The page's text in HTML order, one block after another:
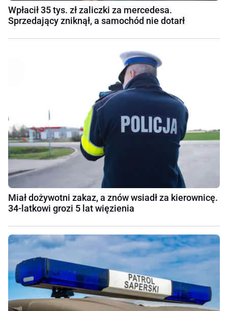
Wpłacił 35 tys. zł zaliczki za mercedesa.
Sprzedający zniknął, a samochód nie dotarł
Miał dożywotni zakaz, a znów wsiadł za kierownicę.
34-latkowi grozi 5 lat więzienia